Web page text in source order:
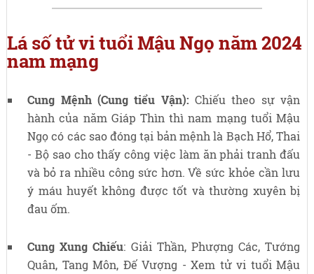
Lá số tử vi tuổi Mậu Ngọ năm 2024
nam mạng
Cung Mệnh (Cung tiểu Vận): Chiếu theo sự vận
hành của năm Giáp Thìn thì nam mạng tuổi Mậu
Ngọ có các sao đóng tại bản mệnh là Bạch Hổ, Thai
- Bộ sao cho thấy công việc làm ăn phải tranh đấu
và bỏ ra nhiều công sức hơn. Về sức khỏe cần lưu
ý máu huyết không được tốt và thường xuyên bị
đau ốm.
Cung Xung Chiếu: Giải Thần, Phượng Các, Tướng
Quân, Tang Môn, Đế Vượng - Xem tử vi tuổi Mậu